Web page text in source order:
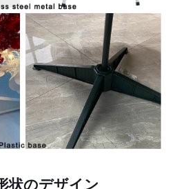
状のデザイン